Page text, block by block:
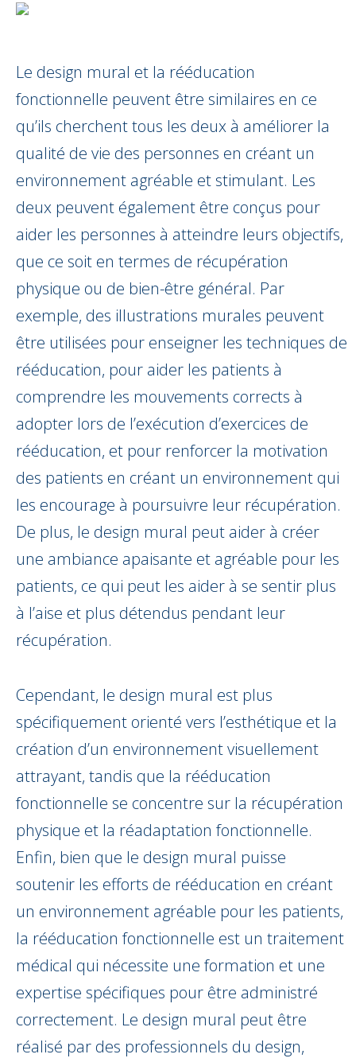
Le design mural et la rééducation
fonctionnelle peuvent être similaires en ce
qu’ils cherchent tous les deux à améliorer la
qualité de vie des personnes en créant un
environnement agréable et stimulant. Les
deux peuvent également être conçus pour
aider les personnes à atteindre leurs objectifs,
que ce soit en termes de récupération
physique ou de bien-être général. Par
exemple, des illustrations murales peuvent
être utilisées pour enseigner les techniques de
rééducation, pour aider les patients à
comprendre les mouvements corrects à
adopter lors de l’exécution d’exercices de
rééducation, et pour renforcer la motivation
des patients en créant un environnement qui
les encourage à poursuivre leur récupération.
De plus, le design mural peut aider à créer
une ambiance apaisante et agréable pour les
patients, ce qui peut les aider à se sentir plus
à l’aise et plus détendus pendant leur
récupération.
Cependant, le design mural est plus
spécifiquement orienté vers l’esthétique et la
création d’un environnement visuellement
attrayant, tandis que la rééducation
fonctionnelle se concentre sur la récupération
physique et la réadaptation fonctionnelle.
Enfin, bien que le design mural puisse
soutenir les efforts de rééducation en créant
un environnement agréable pour les patients,
la rééducation fonctionnelle est un traitement
médical qui nécessite une formation et une
expertise spécifiques pour être administré
correctement. Le design mural peut être
réalisé par des professionnels du design,